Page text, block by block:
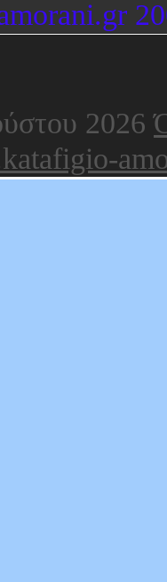
2026